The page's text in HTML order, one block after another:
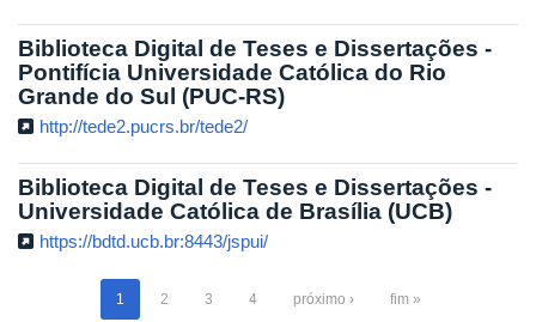
Biblioteca Digital de Teses e Dissertações -
Pontifícia Universidade Católica do Rio
Grande do Sul (PUC-RS)
http://tede2.pucrs.br/tede2/
Biblioteca Digital de Teses e Dissertações -
Universidade Católica de Brasília (UCB)
https://bdtd.ucb.br:8443/jspui/
1 2 3 4 próximo › fim »